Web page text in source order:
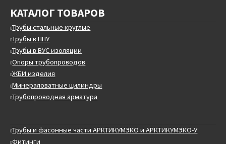
КАТАЛОГ ТОВАРОВ
Трубы стальные круглые
Трубы в ППУ
Трубы в ВУС изоляции
Опоры трубопроводов
ЖБИ изделия
Минераловатные цилиндры
Трубопроводная арматура
Трубы и фасонные части АРКТИКУМЭКО и АРКТИКУМЭКО-У
Фитинги